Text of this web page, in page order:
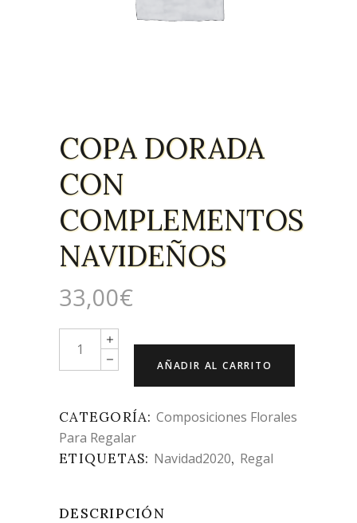
COPA DORADA
CON
COMPLEMENTOS
NAVIDEÑOS
33,00€
Quantity
AÑADIR AL CARRITO
CATEGORÍA:Composiciones Florales
Para Regalar
ETIQUETAS: Navidad2020, Regal
DESCRIPCIÓN